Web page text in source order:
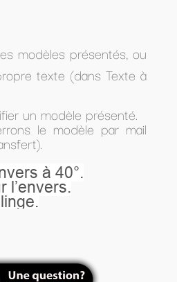
modèles présentés, ou
texte (dans Texte à
un modèle présenté.
le modèle par mail
à 40°.
l’envers.